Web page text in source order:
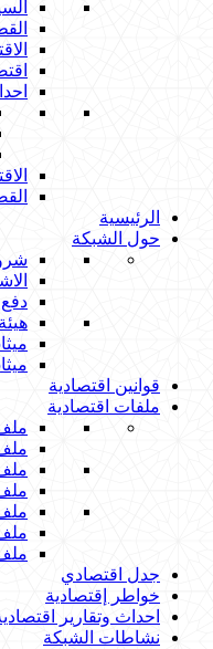
الرئيسية
حول الشبكة
دفع
قوانين اقتصادية
ملفات اقتصادية
جدل اقتصادي
خواطر إقتصادية
احداث وتقارير
نشاطات الشبكة